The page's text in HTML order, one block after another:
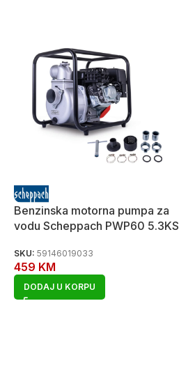
Benzinska motorna pumpa za
vodu Scheppach PWP60 5.3KS
SKU: 59146019033
459 KM
DODAJ U KORPU